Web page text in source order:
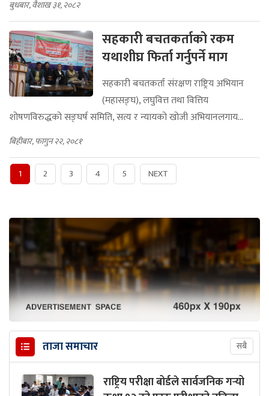
बुधबार, वैशाख ३१, २०८२
सहकारी बचतकर्ताको रकम
यथाशीघ्र फिर्ता गर्नुपर्ने माग
सहकारी बचतकर्ता संरक्षण राष्ट्रिय अभियान
(महासङ्घ), लघुवित्त तथा वित्तिय
शोषणविरुद्धको सङ्घर्ष समिति, सत्य र न्यायको खोजी अभियानलगाय...
बिहीबार, फागुन २२, २०८१
1 2 3 4 5 NEXT
ताजा समाचार सबै
राष्ट्रिय परीक्षा बोर्डले सार्वजनिक गर्‍यो